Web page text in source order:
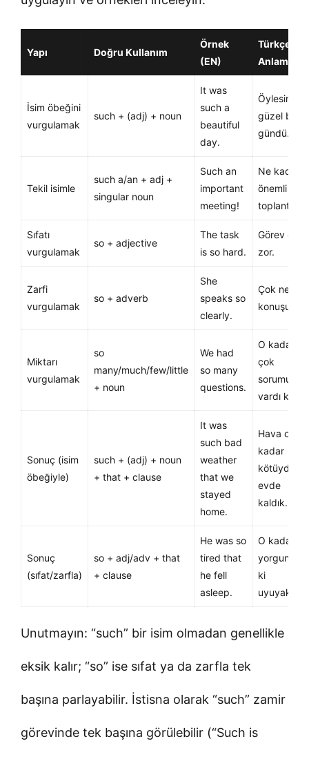
Yapı Doğru Kullanım
Örnek
(EN)
Türkçe
Anlamı
İsim öbeğini
vurgulamak
such + (adj) + noun
It was
such a
beautiful
day.
Öylesine
güzel bir
gündü.
Tekil isimle
such a/an + adj +
singular noun
Such an
important
meeting!
Ne kadar
önemli bir
toplantı!
Sıfatı
vurgulamak
so + adjective
The task
is so hard.
Görev çok
zor.
Zarfi
vurgulamak
so + adverb
She
speaks so
clearly.
Çok net
konuşuyor.
Miktarı
vurgulamak
so
many/much/few/little
+ noun
We had
so many
questions.
O kadar
çok
sorumuz
vardı ki.
Sonuç (isim
öbeğiyle)
such + (adj) + noun
+ that + clause
It was
such bad
weather
that we
stayed
home.
Hava o
kadar
kötüydü ki
evde
kaldık.
Sonuç
(sıfat/zarfla)
so + adj/adv + that
+ clause
He was so
tired that
he fell
asleep.
O kadar
yorgundu
ki
uyuyakaldı.
Unutmayın: “such” bir isim olmadan genellikle
eksik kalır; “so” ise sıfat ya da zarfla tek
başına parlayabilir. İstisna olarak “such” zamir
görevinde tek başına görülebilir (“Such is